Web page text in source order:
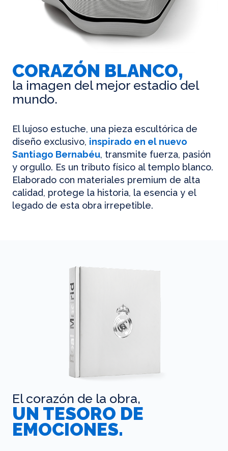
CORAZÓN BLANCO,
la imagen del mejor estadio del
mundo.
El lujoso estuche, una pieza escultórica de
diseño exclusivo, inspirado en el nuevo
Santiago Bernabéu, transmite fuerza, pasión
y orgullo. Es un tributo físico al templo blanco.
Elaborado con materiales premium de alta
calidad, protege la historia, la esencia y el
legado de esta obra irrepetible.
El corazón de la obra,
UN TESORO DE
EMOCIONES.